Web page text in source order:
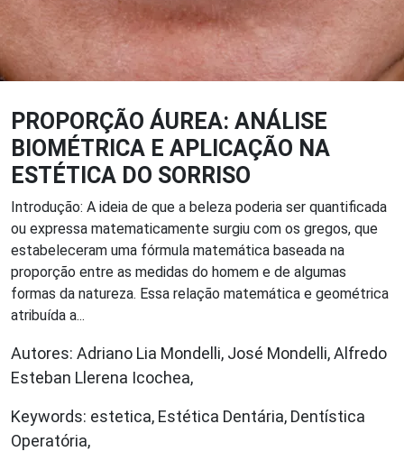
PROPORÇÃO ÁUREA: ANÁLISE
BIOMÉTRICA E APLICAÇÃO NA
ESTÉTICA DO SORRISO
Introdução: A ideia de que a beleza poderia ser quantificada
ou expressa matematicamente surgiu com os gregos, que
estabeleceram uma fórmula matemática baseada na
proporção entre as medidas do homem e de algumas
formas da natureza. Essa relação matemática e geométrica
atribuída a...
Autores: Adriano Lia Mondelli, José Mondelli, Alfredo
Esteban Llerena Icochea,
Keywords: estetica, Estética Dentária, Dentística
Operatória,